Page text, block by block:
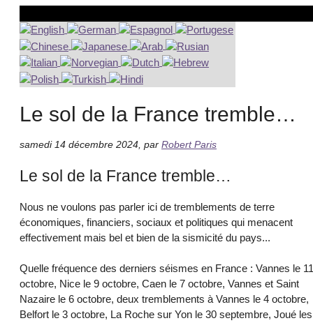
Le sol de la France tremble…
samedi 14 décembre 2024, par Robert Paris
Le sol de la France tremble…
Nous ne voulons pas parler ici de tremblements de terre
économiques, financiers, sociaux et politiques qui menacent
effectivement mais bel et bien de la sismicité du pays...
Quelle fréquence des derniers séismes en France : Vannes le 11
octobre, Nice le 9 octobre, Caen le 7 octobre, Vannes et Saint
Nazaire le 6 octobre, deux tremblements à Vannes le 4 octobre,
Belfort le 3 octobre, La Roche sur Yon le 30 septembre, Joué les